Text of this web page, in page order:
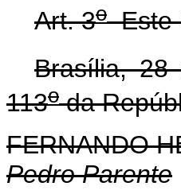
Art. 3oEste
Brasília, 28
113oda
FERNANDO
Pedro Parente